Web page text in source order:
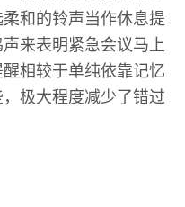
和的铃声当作休息提
来表明紧急会议马上
相较于单纯依靠记忆
极大程度减少了错过